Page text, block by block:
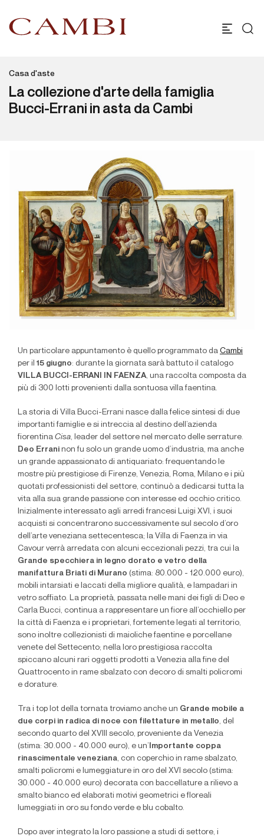
Casa d'aste
La collezione d'arte della famiglia
Bucci-Errani in asta da Cambi
Un particolare appuntamento è quello programmato da Cambi
per il 15 giugno: durante la giornata sarà battuto il catalogo
VILLA BUCCI-ERRANI IN FAENZA, una raccolta composta da
più di 300 lotti provenienti dalla sontuosa villa faentina.
La storia di Villa Bucci-Errani nasce dalla felice sintesi di due
importanti famiglie e si intreccia al destino dell’azienda
fiorentina Cisa, leader del settore nel mercato delle serrature.
Deo Errani non fu solo un grande uomo d’industria, ma anche
un grande appassionato di antiquariato: frequentando le
mostre più prestigiose di Firenze, Venezia, Roma, Milano e i più
quotati professionisti del settore, continuò a dedicarsi tutta la
vita alla sua grande passione con interesse ed occhio critico.
Inizialmente interessato agli arredi francesi Luigi XVI, i suoi
acquisti si concentrarono successivamente sul secolo d’oro
dell’arte veneziana settecentesca; la Villa di Faenza in via
Cavour verrà arredata con alcuni eccezionali pezzi, tra cui la
Grande specchiera in legno dorato e vetro della
manifattura Briati di Murano (stima: 80.000 - 120.000 euro),
mobili intarsiati e laccati della migliore qualità, e lampadari in
vetro soffiato. La proprietà, passata nelle mani dei figli di Deo e
Carla Bucci, continua a rappresentare un fiore all’occhiello per
la città di Faenza e i proprietari, fortemente legati al territorio,
sono inoltre collezionisti di maioliche faentine e porcellane
venete del Settecento; nella loro prestigiosa raccolta
spiccano alcuni rari oggetti prodotti a Venezia alla fine del
Quattrocento in rame sbalzato con decoro di smalti policromi
e dorature.
Tra i top lot della tornata troviamo anche un Grande mobile a
due corpi in radica di noce con filettature in metallo, del
secondo quarto del XVIII secolo, proveniente da Venezia
(stima: 30.000 - 40.000 euro), e un’ Importante coppa
rinascimentale veneziana, con coperchio in rame sbalzato,
smalti policromi e lumeggiature in oro del XVI secolo (stima:
30.000 - 40.000 euro) decorata con baccellature a rilievo a
smalto bianco ed elaborati motivi geometrici e floreali
lumeggiati in oro su fondo verde e blu cobalto.
Dopo aver integrato la loro passione a studi di settore, i